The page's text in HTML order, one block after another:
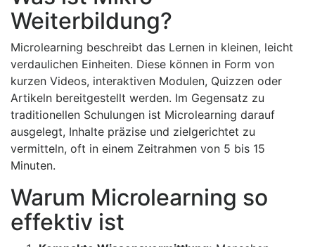
Weiterbildung?
Microlearning beschreibt das Lernen in kleinen, leicht
verdaulichen Einheiten. Diese können in Form von
kurzen Videos, interaktiven Modulen, Quizzen oder
Artikeln bereitgestellt werden. Im Gegensatz zu
traditionellen Schulungen ist Microlearning darauf
ausgelegt, Inhalte präzise und zielgerichtet zu
vermitteln, oft in einem Zeitrahmen von 5 bis 15
Minuten.
Warum Microlearning so
effektiv ist